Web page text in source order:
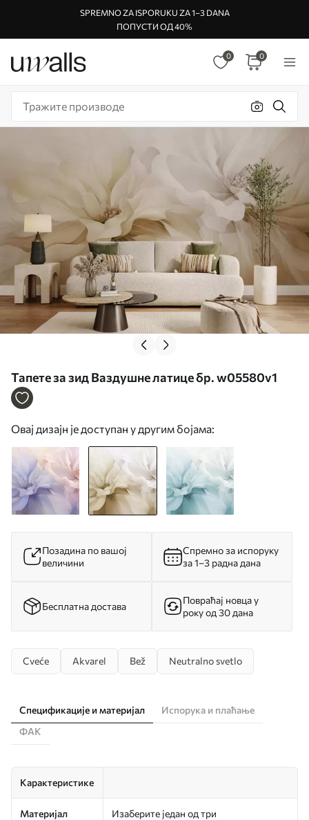
SPREMNO ZA ISPORUKU ZA 1–3 DANA
ПОПУСТИ ОД 40%
0 0
Тапете за зид Ваздушне латице бр. w05580v1
Овај дизајн је доступан у другим бојама:
Позадина по вашој
величини
Спремно за испоруку
за 1–3 радна дана
Бесплатна достава
Повраћај новца у
року од 30 дана
Cveće Akvarel Bež Neutralno svetlo
Спецификације и материјал
Испорука и плаћање
ФАК
Карактеристике
Материјал
Изаберите један од три